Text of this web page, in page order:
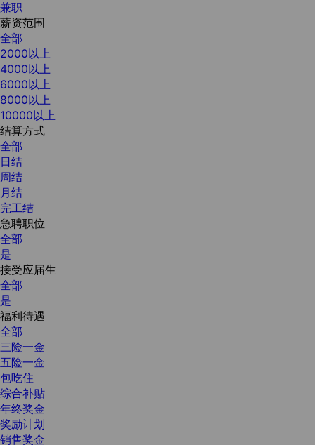
兼职
薪资范围
全部
2000以上
4000以上
6000以上
8000以上
10000以上
结算方式
全部
日结
周结
月结
完工结
急聘职位
全部
是
接受应届生
全部
是
福利待遇
全部
三险一金
五险一金
包吃住
综合补贴
年终奖金
奖励计划
销售奖金